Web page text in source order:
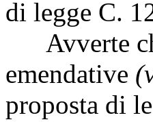
di legge C.
Avverte
emendative
proposta di